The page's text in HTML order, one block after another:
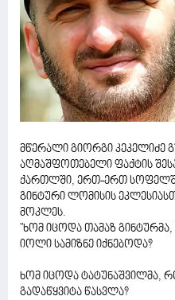
მწერალი გიორგი კეკელიძე
აღმაშფოთებელი ფაქტის
ქართლში, ერთ-ერთ
გინტური ლომისის
მოკლეს.
"ხომ იცოდა თამაზ
იოლი სამიზნე იქნებოდა?
ხომ იცოდა ტატუნაშვილმა,
გადაწყვიტა წასვლა?